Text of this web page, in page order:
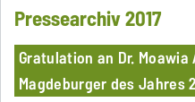
Pressearchiv 2017
Gratulation an Dr.
Magdeburger des Jahres